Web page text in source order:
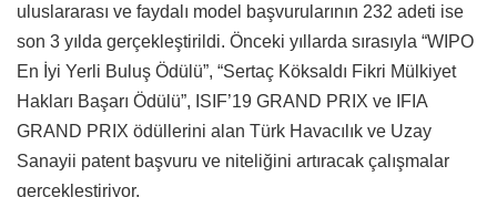
uluslararası ve faydalı model başvurularının 232 adeti ise
son 3 yılda gerçekleştirildi. Önceki yıllarda sırasıyla “WIPO
En İyi Yerli Buluş Ödülü”, “Sertaç Köksaldı Fikri Mülkiyet
Hakları Başarı Ödülü”, ISIF’19 GRAND PRIX ve IFIA
GRAND PRIX ödüllerini alan Türk Havacılık ve Uzay
Sanayii patent başvuru ve niteliğini artıracak çalışmalar
gerçekleştiriyor.